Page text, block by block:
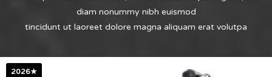
diam nonummy nibh euismod
tincidunt ut laoreet dolore magna aliquam erat volutpa
2026★